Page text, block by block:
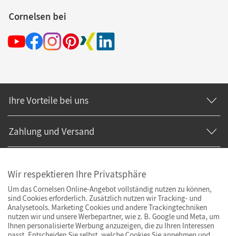
Cornelsen bei
Ihre Vorteile bei uns
Zahlung und Versand
Wir respektieren Ihre Privatsphäre
Um das Cornelsen Online-Angebot vollständig nutzen zu können,
sind Cookies erforderlich. Zusätzlich nutzen wir Tracking- und
Analysetools. Marketing Cookies und andere Trackingtechniken
nutzen wir und unsere Werbepartner, wie z. B. Google und Meta, um
Ihnen personalisierte Werbung anzuzeigen, die zu Ihren Interessen